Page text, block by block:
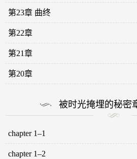
第23章 曲终
第22章
第21章
第20章
被时光掩埋的秘密
chapter 1–1
chapter 1–2